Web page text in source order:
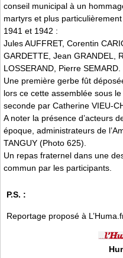
conseil municipal à un
martyrs et plus
1941 et 1942 :
Jules AUFFRET, Corentin
GARDETTE, Jean GRANDEL,
LOSSERAND, Pierre SEMARD.
Une première gerbe fût
lors ce cette assemblée sous
seconde par Catherine VIEU-
A noter la présence d’acteurs
époque, administrateurs de
TANGUY (Photo 625).
Un repas fraternel dans une
commun par les participants.
P.S. :
Reportage proposé à